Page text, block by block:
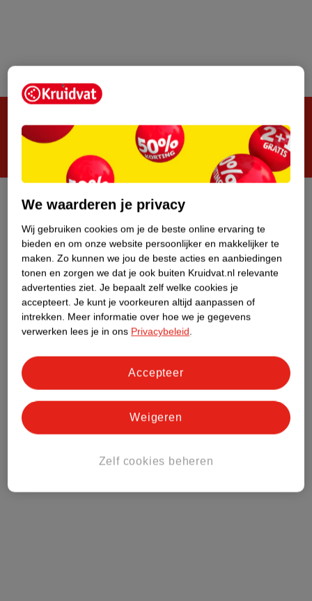
Steeds verrassend, altijd voordelig!
Privacy
Algemene Verkoopvoorwaarden
Veilig betalen
Zelf cookies beheren
We waarderen je privacy
Wij gebruiken cookies om je de beste online ervaring te
bieden en om onze website persoonlijker en makkelijker te
maken. Zo kunnen we jou de beste acties en aanbiedingen
tonen en zorgen we dat je ook buiten Kruidvat.nl relevante
advertenties ziet. Je bepaalt zelf welke cookies je
accepteert. Je kunt je voorkeuren altijd aanpassen of
intrekken. Meer informatie over hoe we je gegevens
verwerken lees je in ons Privacybeleid.
Zelf cookies beheren
Weigeren
Accepteer